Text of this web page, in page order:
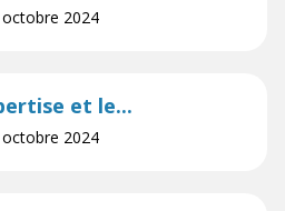
2024
et le...
octobre 2024